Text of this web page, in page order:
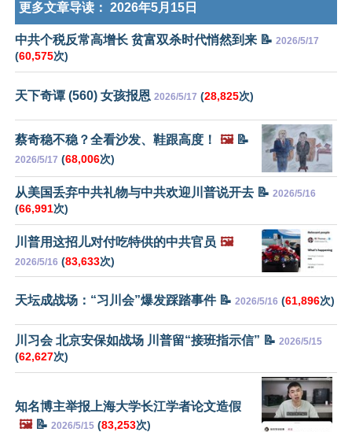
更多文章导读： 2026年5月15日
中共个税反常高增长 贫富双杀时代悄然到来 📝 2026/5/17
(60,575次)
天下奇谭 (560) 女孩报恩 2026/5/17 (28,825次)
蔡奇稳不稳？全看沙发、鞋跟高度！ 🖼️📝
2026/5/17 (68,006次)
从美国丢弃中共礼物与中共欢迎川普说开去 📝 2026/5/16
(66,991次)
川普用这招儿对付吃特供的中共官员 🖼️
2026/5/16 (83,633次)
天坛成战场：“习川会”爆发踩踏事件 📝 2026/5/16 (61,896次)
川习会 北京安保如战场 川普留“接班指示信” 📝 2026/5/15
(62,627次)
知名博主举报上海大学长江学者论文造假
🖼️📝 2026/5/15 (83,253次)